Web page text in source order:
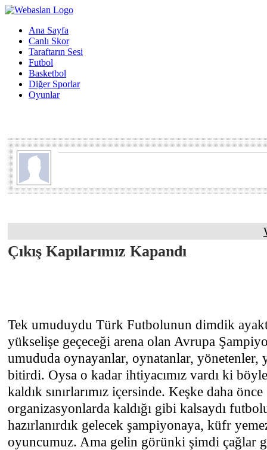
Ana Sayfa
Canlı Skor
Taraftarın Sesi
Futbol
Basketbol
Diğer Sporlar
Oyunlar
Çıkış Kapılarımız Kapandı
Tek umuduydu Türk Futbolunun dimdik
yükselişe geçeceği arena olan Avrupa
umududa oynayanlar, oynatanlar, yönetenler,
bitirdi. Oysa o kadar ihtiyacımız vardı ki
kaldık sınırlarımız içersinde. Keşke daha
organizasyonlarda kaldığı gibi kalsaydı
hazırlanırdık gelecek şampiyonaya, küfr
oyuncumuz. Ama gelin görünki şimdi çağlar